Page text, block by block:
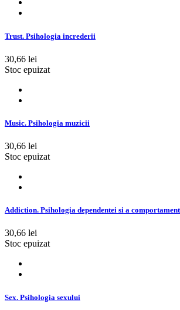
Trust. Psihologia increderii
30,66 lei
Stoc epuizat
Music. Psihologia muzicii
30,66 lei
Stoc epuizat
Addiction. Psihologia dependentei si a
30,66 lei
Stoc epuizat
Sex. Psihologia sexului